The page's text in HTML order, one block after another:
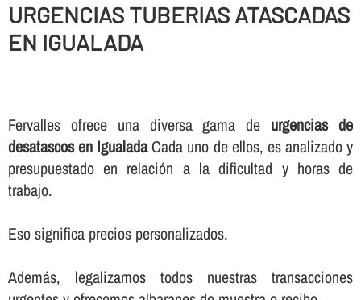
URGENCIAS TUBERIAS ATASCADAS
EN IGUALADA
Fervalles ofrece una diversa gama de urgencias de
desatascos en IgualadaCada uno de ellos, es analizado y
presupuestado en relación a la dificultad y horas de
trabajo.
Eso significa precios personalizados.
Además, legalizamos todos nuestras transacciones